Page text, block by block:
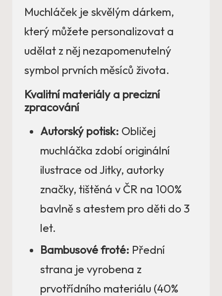
Muchláček je skvělým dárkem,
který můžete personalizovat a
udělat z něj nezapomenutelný
symbol prvních měsíců života.
Kvalitní materiály a precizní
zpracování
Autorský potisk: Obličej
muchláčka zdobí originální
ilustrace od Jitky, autorky
značky, tištěná v ČR na 100%
bavlně s atestem pro děti do 3
let.
Bambusové froté: Přední
strana je vyrobena z
prvotřídního materiálu (40%